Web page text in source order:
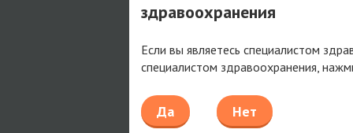
здравоохранения
Если вы являетесь специалистом
специалистом здравоохранения,
Да Нет